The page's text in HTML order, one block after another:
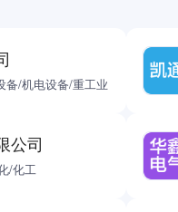
备/机电设备/重工业
公司
/化工